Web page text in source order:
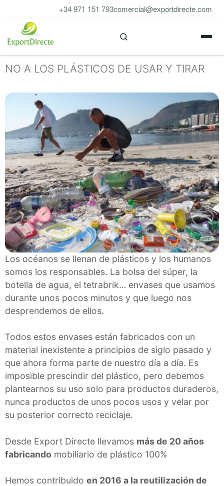
contenido
+34 971 151 793comercial@exportdirecte.com
NO A LOS PLÁSTICOS DE USAR Y TIRAR
Los océanos se llenan de plásticos y los humanos
somos los responsables. La bolsa del súper, la
botella de agua, el tetrabrik… envases que usamos
durante unos pocos minutos y que luego nos
desprendemos de ellos.
Todos estos envases están fabricados con un
material inexistente a principios de siglo pasado y
que ahora forma parte de nuestro día a día. Es
imposible prescindir del plástico, pero debemos
plantearnos su uso solo para productos duraderos,
nunca productos de unos pocos usos y velar por
su posterior correcto reciclaje.
Desde Export Directe llevamos más de 20 años
fabricando mobiliario de plástico 100%
Hemos contribuido en 2016 a la reutilización de